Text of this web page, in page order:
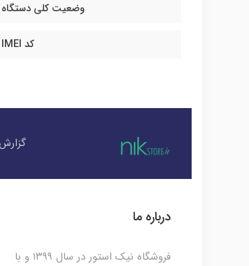
وضعیت کلی دستگاه
کد IMEI
درباره ما
فروشگاه نیک استور در سال ۱۳۹۹ و با